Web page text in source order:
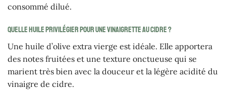
consommé dilué.
Quelle huile privilégier pour une vinaigrette au cidre ?
Une huile d’olive extra vierge est idéale. Elle apportera
des notes fruitées et une texture onctueuse qui se
marient très bien avec la douceur et la légère acidité du
vinaigre de cidre.